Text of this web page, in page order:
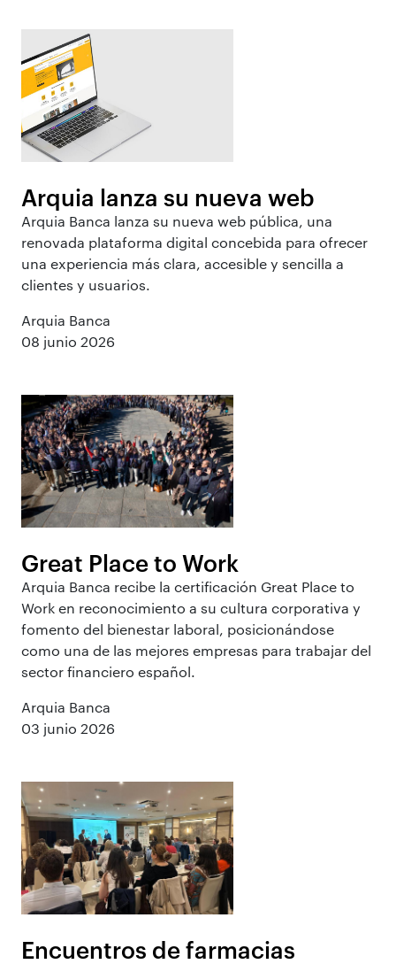
Arquia lanza su nueva web
Arquia Banca lanza su nueva web pública, una
renovada plataforma digital concebida para ofrecer
una experiencia más clara, accesible y sencilla a
clientes y usuarios.
Arquia Banca
08 junio 2026
Great Place to Work
Arquia Banca recibe la certificación Great Place to
Work en reconocimiento a su cultura corporativa y
fomento del bienestar laboral, posicionándose
como una de las mejores empresas para trabajar del
sector financiero español.
Arquia Banca
03 junio 2026
Encuentros de farmacias